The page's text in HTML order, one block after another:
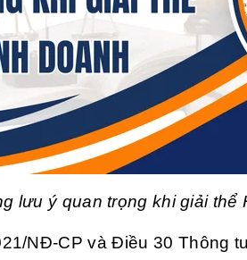
lưu ý quan trọng khi giải thể
NĐ-CP và Điều 30 Thông